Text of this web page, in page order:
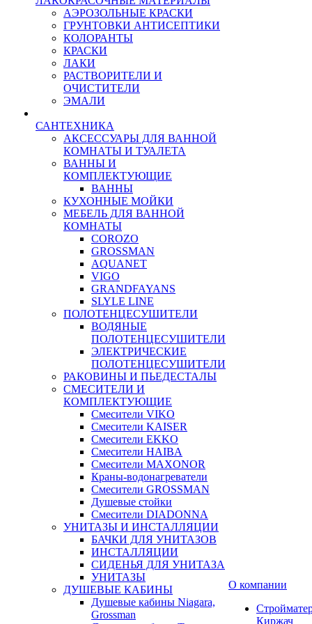
АЭРОЗОЛЬНЫЕ КРАСКИ
ГРУНТОВКИ АНТИСЕПТИКИ
КОЛОРАНТЫ
КРАСКИ
ЛАКИ
РАСТВОРИТЕЛИ И
ОЧИСТИТЕЛИ
ЭМАЛИ
САНТЕХНИКА
АКСЕССУАРЫ ДЛЯ ВАННОЙ
КОМНАТЫ И ТУАЛЕТА
ВАННЫ И
КОМПЛЕКТУЮЩИЕ
ВАННЫ
КУХОННЫЕ МОЙКИ
МЕБЕЛЬ ДЛЯ ВАННОЙ
КОМНАТЫ
COROZO
GROSSMAN
AQUANET
VIGO
GRANDFAYANS
SLYLE LINE
ПОЛОТЕНЦЕСУШИТЕЛИ
ВОДЯНЫЕ
ПОЛОТЕНЦЕСУШИТЕЛИ
ЭЛЕКТРИЧЕСКИЕ
ПОЛОТЕНЦЕСУШИТЕЛИ
РАКОВИНЫ И ПЬЕДЕСТАЛЫ
СМЕСИТЕЛИ И
КОМПЛЕКТУЮЩИЕ
Смесители VIKO
Смесители KAISER
Смесители EKKO
Смесители HAIBA
Смесители MAXONOR
Краны-водонагреватели
Смесители GROSSMAN
Душевые стойки
Смесители DIADONNA
УНИТАЗЫ И ИНСТАЛЛЯЦИИ
БАЧКИ ДЛЯ УНИТАЗОВ
ИНСТАЛЛЯЦИИ
СИДЕНЬЯ ДЛЯ УНИТАЗА
УНИТАЗЫ
ДУШЕВЫЕ КАБИНЫ
Душевые кабины Niagara,
Grossman
О компании
Киржач